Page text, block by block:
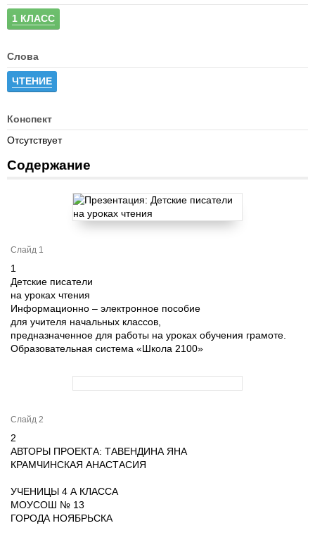
1 КЛАСС
Слова
ЧТЕНИЕ
Конспект
Отсутствует
Содержание
Слайд 1
1
Детские писатели
на уроках чтения
Информационно – электронное пособие
для учителя начальных классов,
предназначенное для работы на уроках обучения грамоте.
Образовательная система «Школа 2100»
Слайд 2
2
АВТОРЫ ПРОЕКТА: ТАВЕНДИНА ЯНА
КРАМЧИНСКАЯ АНАСТАСИЯ
УЧЕНИЦЫ 4 А КЛАССА
МОУСОШ № 13
ГОРОДА НОЯБРЬСКА